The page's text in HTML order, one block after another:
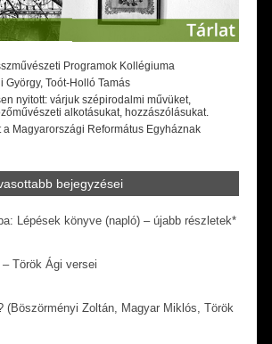
Programok Kollégiuma
György, Toót-Holló Tamás
nyitott: várjuk szépirodalmi művüket,
alkotásukat, hozzászólásukat.
a Magyarországi Református Egyháznak
bejegyzései
Lépések könyve (napló) – újabb részletek*
Török Ági versei
(Böszörményi Zoltán, Magyar Miklós, Török